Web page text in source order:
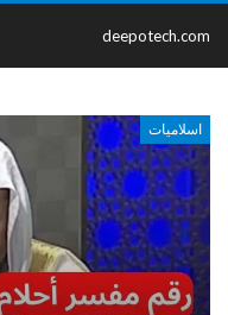
deepotech.com
اسلاميات